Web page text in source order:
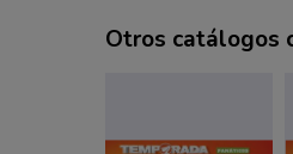
Otros catálogos